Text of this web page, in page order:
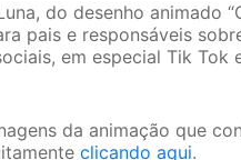
do desenho animado
pais e responsáveis
em especial Tik Tok
da animação que
clicando aqui.